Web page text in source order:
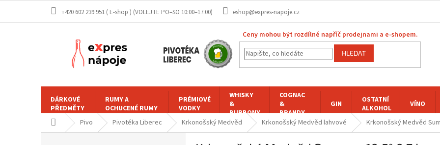
obsah
+420 602 239 951 ( E-shop ) eshop@expres-napoje.cz
Ceny mohou být rozdílné napříč prodejnami a e-shopem.
HLEDAT
DÁRKOVÉ
PŘEDMĚTY
RUMY A
OCHUCENÉ RUMY
PRÉMIOVÉ
VODKY
WHISKY
&
BURBONY
COGNAC
&
BRANDY
GIN
OSTATNÍ
ALKOHOL
VÍNO
Domů Pivo Pivotéka Liberec Krkonošský Medvěd Krkonošský Medvěd lahvové Krkonošský Medvěd